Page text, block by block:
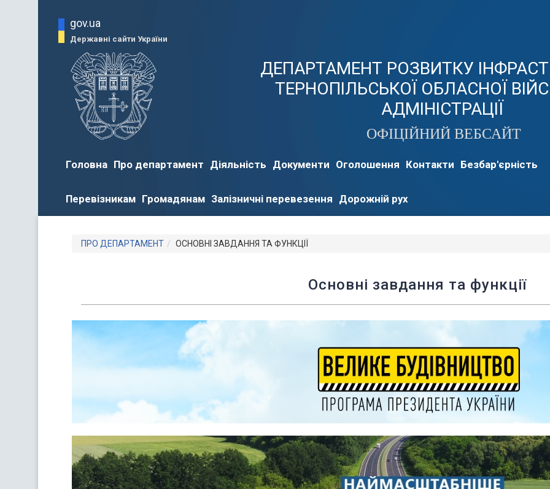
gov.ua
Державні сайти України
ДЕПАРТАМЕНТ РОЗВИТКУ
ТЕРНОПІЛЬСЬКОЇ ОБЛАСНОЇ
АДМІНІСТРАЦІЇ
ОФІЦІЙНИЙ ВЕБСАЙТ
Головна Про департамент Діяльність Документи Оголошення Контакти Безбар'єрність
Перевізникам Громадянам Залізничні перевезення Дорожній рух
ПРО ДЕПАРТАМЕНТ ОСНОВНІ ЗАВДАННЯ ТА ФУНКЦІЇ
Основні завдання та функції